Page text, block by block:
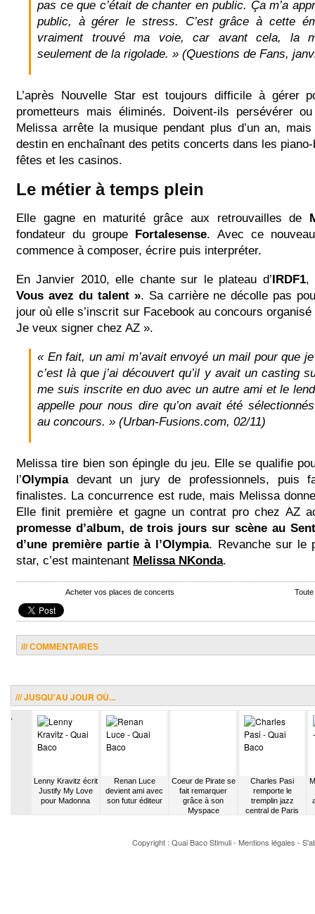
pas ce que c’était de chanter en public. Ça m’a
public, à gérer le stress. C’est grâce à cette
vraiment trouvé ma voie, car avant cela, la
seulement de la rigolade. » (Questions de Fans,
L’après Nouvelle Star est toujours difficile à gérer
prometteurs mais éliminés. Doivent-ils persévérer
Melissa arrête la musique pendant plus d’un an,
destin en enchaînant des petits concerts dans les
fêtes et les casinos.
Le métier à temps plein
Elle gagne en maturité grâce aux retrouvailles de
fondateur du groupe Fortalesense. Avec ce
commence à composer, écrire puis interpréter.
En Janvier 2010, elle chante sur le plateau d’IRDF1,
Vous avez du talent ». Sa carrière ne décolle pas
jour où elle s’inscrit sur Facebook au concours
Je veux signer chez AZ ».
« En fait, un ami m’avait envoyé un mail pour que
c’est là que j’ai découvert qu’il y avait un casting
me suis inscrite en duo avec un autre ami et le
appelle pour nous dire qu’on avait été
au concours. » (Urban-Fusions.com, 02/11)
Melissa tire bien son épingle du jeu. Elle se qualifie
l’Olympiadevant un jury de professionnels, puis
finalistes. La concurrence est rude, mais Melissa
Elle finit première et gagne un contrat pro chez AZ
promesse d’album, de trois jours sur scène au
d’une première partie à l’Olympia. Revanche sur le
star, c’est maintenant Melissa NKonda.
Acheter vos places de concerts
/// COMMENTAIRES
/// JUSQU'AU JOUR OÙ...
.
Lenny Kravitz écrit
Justify My Love
pour Madonna
Renan Luce
devient ami avec
son futur éditeur
Coeur de Pirate se
fait remarquer
grâce à son
Myspace
Charles Pasi
remporte le
tremplin jazz
central de Paris
Copyright : Quai BacoStimuli- Mentions légales -